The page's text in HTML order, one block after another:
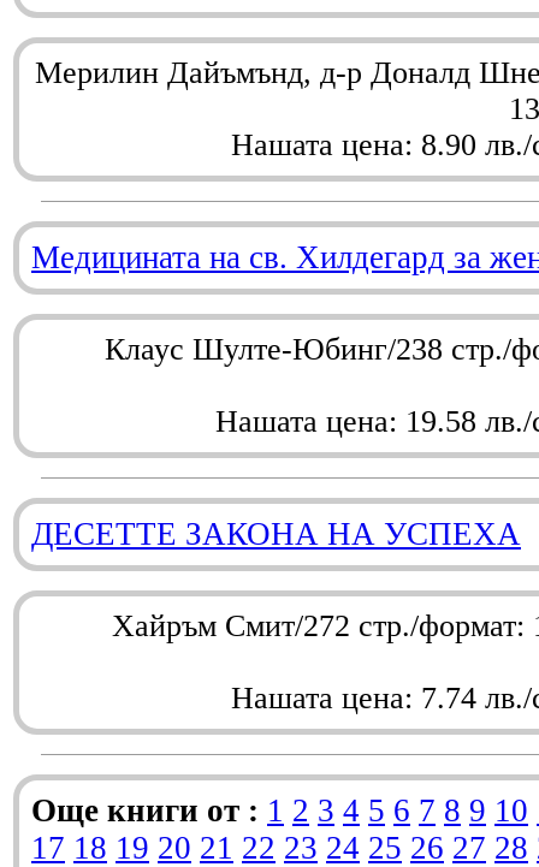
Мерилин Дайъмънд, д-р Доналд
Нашата цена: 8.90 лв./
Медицината на св. Хилдегард за
Клаус Шулте-Юбинг/238 стр./
Нашата цена: 19.58 лв./
ДЕСЕТТЕ ЗАКОНА НА УСПЕХА
Хайръм Смит/272 стр./
Нашата цена: 7.74 лв./
Още книги от : 1 2 3 4 5 6 7 8 9 10
17 18 19 20 21 22 23 24 25 26 27 28